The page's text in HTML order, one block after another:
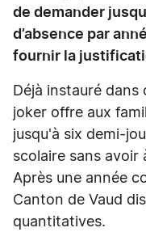
de demander
d’absence par
fournir la
Déjà instauré dans
joker offre aux
jusqu'à six demi-
scolaire sans avoir
Après une année
Canton de Vaud
quantitatives.